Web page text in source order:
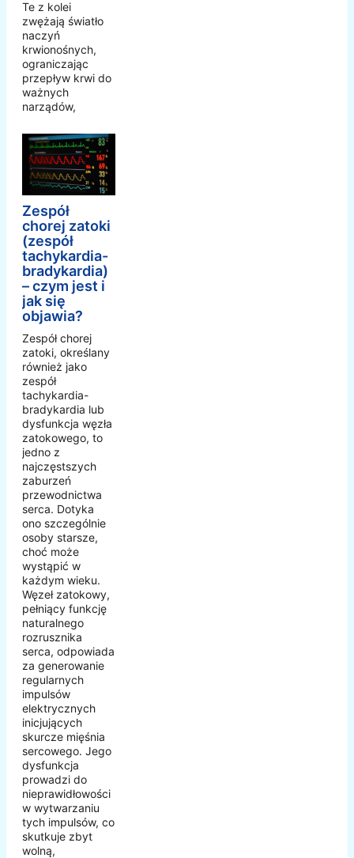
Te z kolei
zwężają światło
naczyń
krwionośnych,
ograniczając
przepływ krwi do
ważnych
narządów,
Zespół
chorej zatoki
(zespół
tachykardia-
bradykardia)
– czym jest i
jak się
objawia?
Zespół chorej
zatoki, określany
również jako
zespół
tachykardia-
bradykardia lub
dysfunkcja węzła
zatokowego, to
jedno z
najczęstszych
zaburzeń
przewodnictwa
serca. Dotyka
ono szczególnie
osoby starsze,
choć może
wystąpić w
każdym wieku.
Węzeł zatokowy,
pełniący funkcję
naturalnego
rozrusznika
serca, odpowiada
za generowanie
regularnych
impulsów
elektrycznych
inicjujących
skurcze mięśnia
sercowego. Jego
dysfunkcja
prowadzi do
nieprawidłowości
w wytwarzaniu
tych impulsów, co
skutkuje zbyt
wolną,